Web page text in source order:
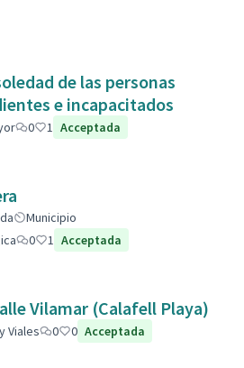
de las personas
e incapacitados
0 1 Acceptada
Municipio
0 1 Acceptada
Vilamar (Calafell Playa)
Viales 0 0 Acceptada